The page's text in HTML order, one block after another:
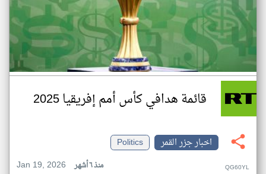
قائمة هدافي كأس أمم إفريقيا 2025
اخبار جزر القمر
Politics
Jan 19, 2026
منذ ٦ أشهر QG60YL